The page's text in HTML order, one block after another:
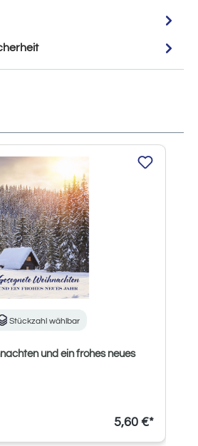
Stückzahl wählbar
und ein frohes neues
5,60 €*